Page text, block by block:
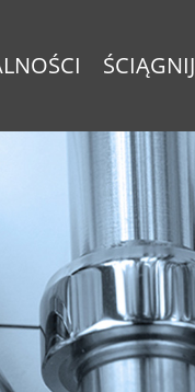
ŚCIĄGNIJ